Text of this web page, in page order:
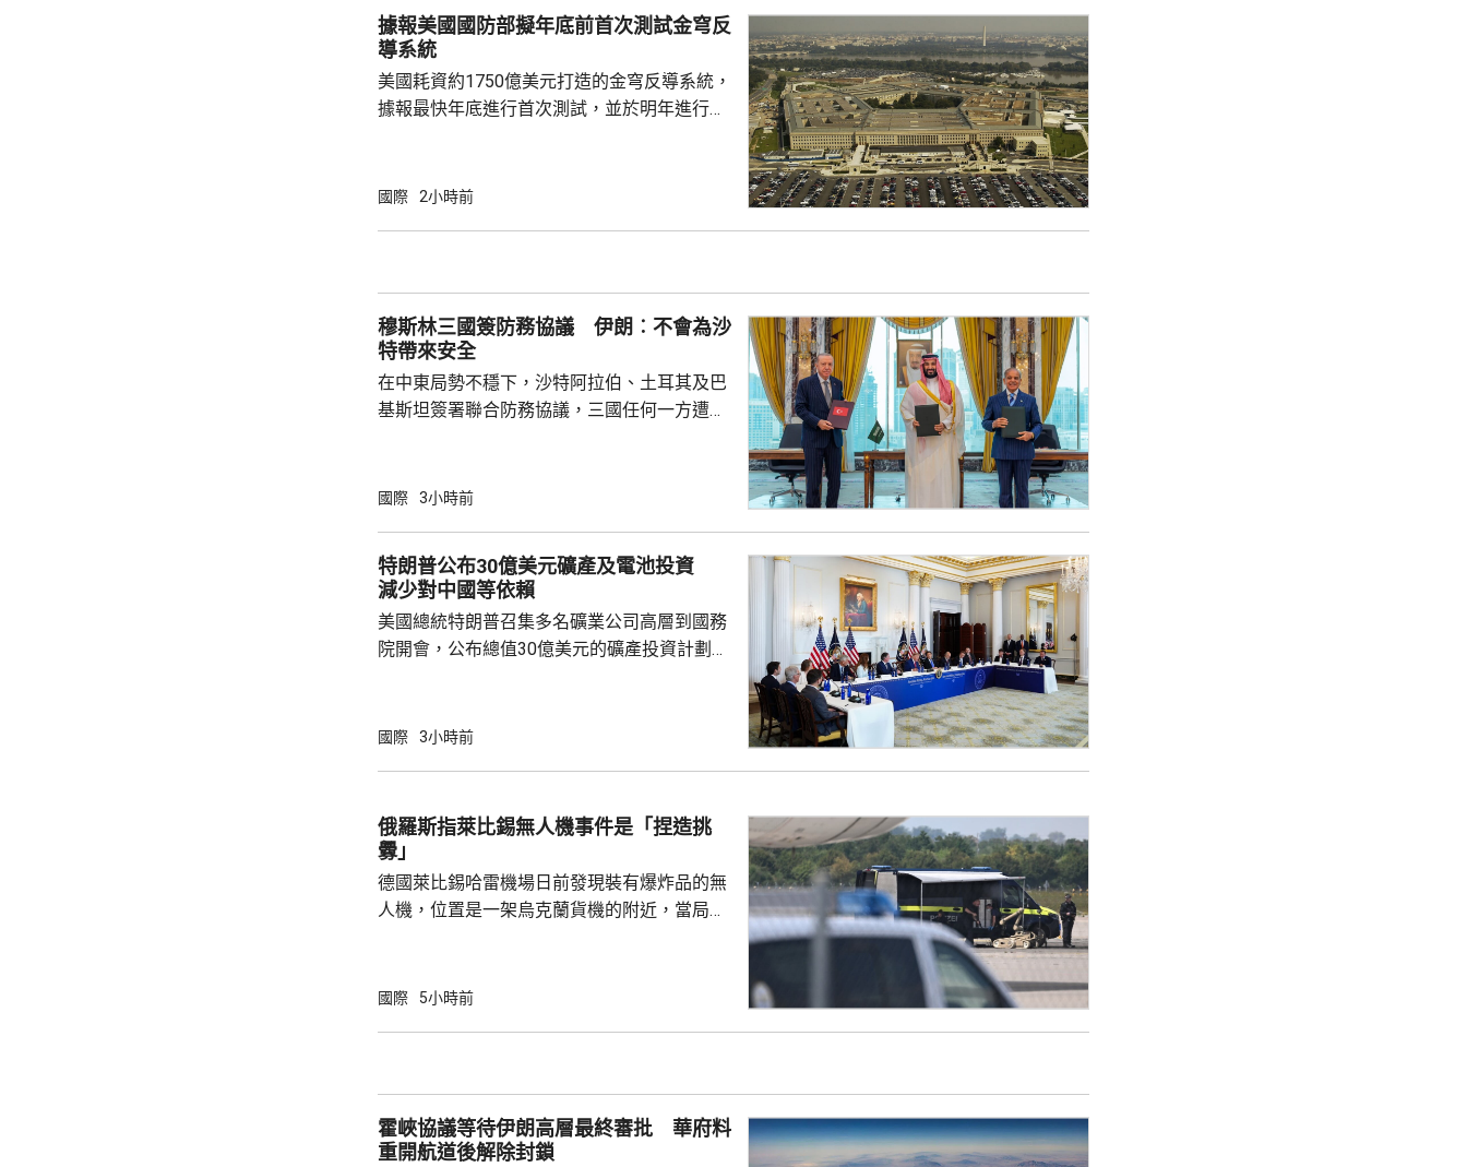
月至翌年3月期間，曾在首爾、蔚山等地的風
俗場所，向十多名外籍球證提供「性招待」，
每人涉及的費用由數十萬至近百萬韓...
據報美國國防部擬年底前首次測試金穹反
導系統
美國耗資約1750億美元打造的金穹反導系統，
據報最快年底進行首次測試，並於明年進行飛
年進行兩次飛行測試，將攔截器發射到空中目
面測試，政府會向相關公司支付6000萬美元，
預料美國太空部隊會由...
國際 2小時前
穆斯林三國簽防務協議 伊朗︰不會為沙
特帶來安全
在中東局勢不穩下，沙特阿拉伯、土耳其及巴
基斯坦簽署聯合防務協議，三國任何一方遭受
伊朗支持的也門胡塞武裝攻擊。有沙特官員表
和土耳其介入，令戰事急劇擴大。 區內多個國
家和伊斯蘭合作組織都表示歡迎協議。不過伊
朗議會的國家安全與外交政策委員會...
國際 3小時前
特朗普公布30億美元礦產及電池投資
減少對中國等依賴
美國總統特朗普召集多名礦業公司高層到國務
院開會，公布總值30億美元的礦產投資計劃，
加強經濟穩定與安全，重新奪回美國作為世界
池材料公司提供14億美元貸款，以擴大電池生
產，以及向明尼蘇達州一間磁鐵製造公司，投
國際 3小時前
俄羅斯指萊比錫無人機事件是「捏造挑
釁」
德國萊比錫哈雷機場日前發現裝有爆炸品的無
人機，位置是一架烏克蘭貨機的附近，當局認
德國大使館事隔兩日後聲明，指事件是捏造的
件召開國家安全委員會會議，將同內政部長多
布林特及其他閣員保持密切接觸。
國際 5小時前
霍峽協議等待伊朗高層最終審批 華府料
重開航道後解除封鎖